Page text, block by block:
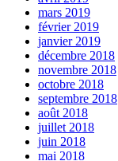
mars 2019
février 2019
janvier 2019
décembre 2018
novembre 2018
octobre 2018
septembre 2018
août 2018
juillet 2018
juin 2018
mai 2018